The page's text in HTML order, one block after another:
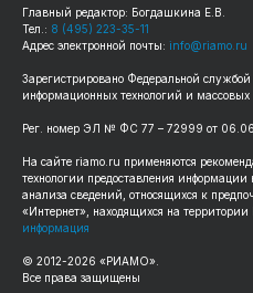
Главный редактор: Богдашкина Е.В.
Тел.: 8 (495) 223-35-11
Адрес электронной почты: info@riamo.ru
Зарегистрировано Федеральной службой
информационных технологий и
Рег. номер ЭЛ № ФС 77 – 72999 от
На сайте riamo.ru применяются
технологии предоставления информации
анализа сведений, относящихся к
«Интернет», находящихся на
информация
© 2012-2026 «РИАМО».
Все права защищены